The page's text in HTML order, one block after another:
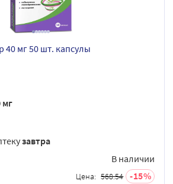
40 мг 50 шт. капсулы
мг
завтра
В наличии
Цена: 568.54 15